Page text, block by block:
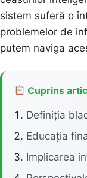
sistem suferă o
problemelor de
putem naviga
Cuprins
Definiția
Educația
Implicarea